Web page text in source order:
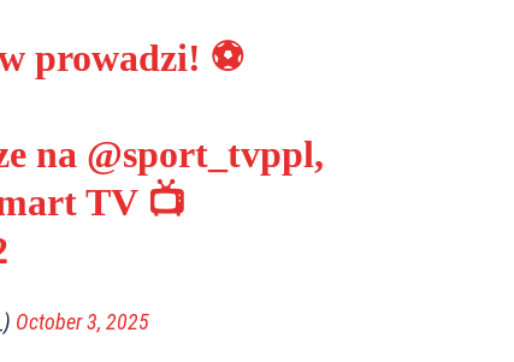
prowadzi! ⚽️
na @sport_tvppl,
TV 📺
October 3, 2025